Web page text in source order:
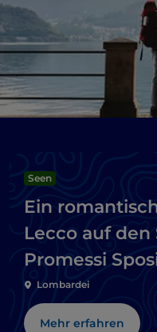
Seen
Ein
Lecco auf
Promessi
Lombardei
Mehr erfahren